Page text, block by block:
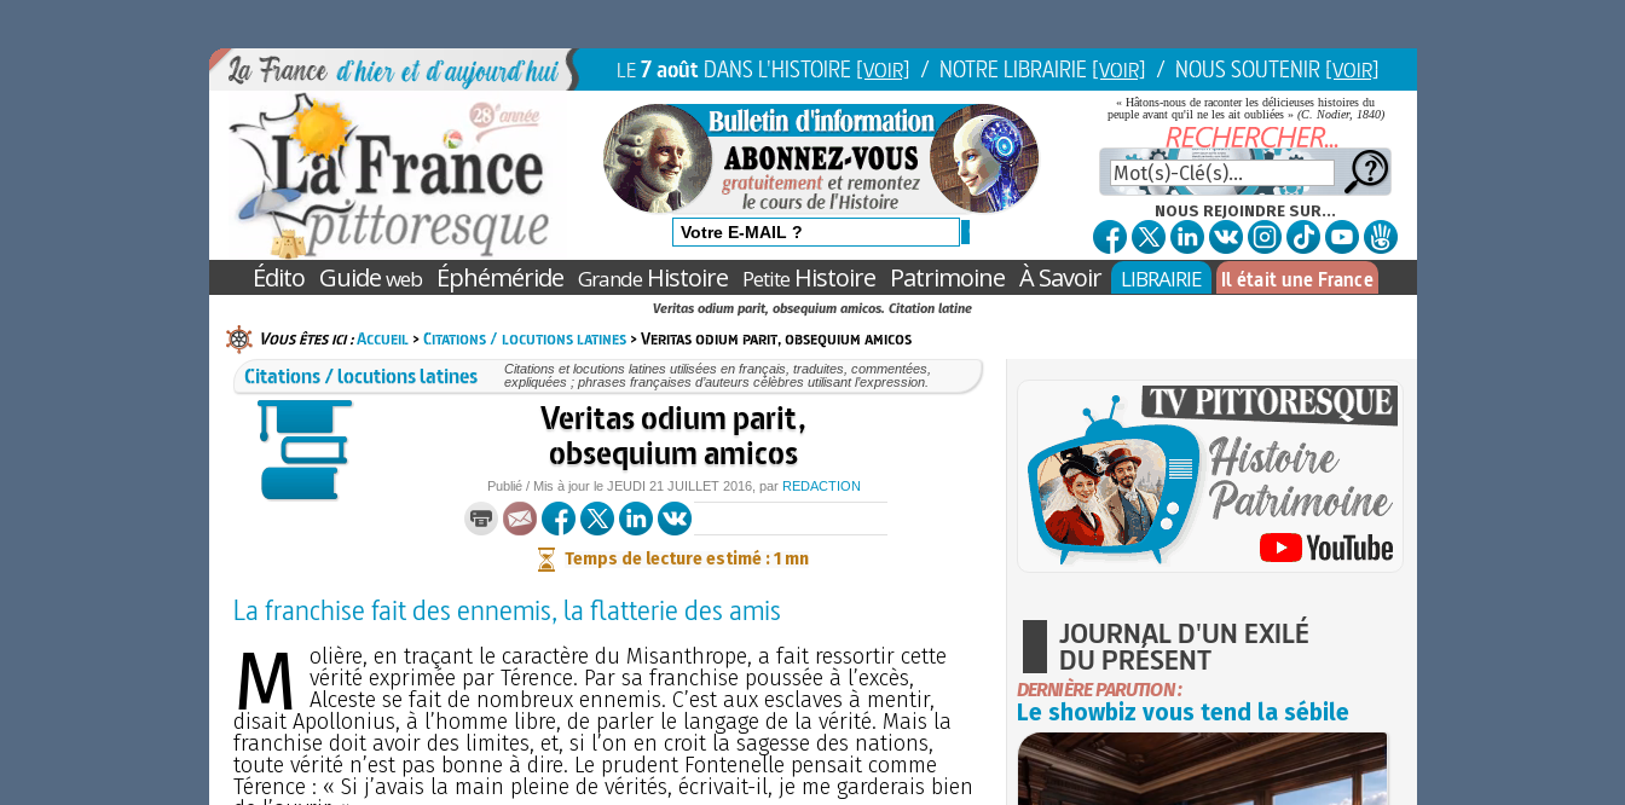
LE7 août DANS L'HISTOIRE [VOIR] / NOTRE LIBRAIRIE [VOIR] / NOUS SOUTENIR [VOIR]
« Hâtons-nous de raconter les délicieuses histoires du
peuple avant qu'il ne les ait oubliées » (C. Nodier, 1840)
NOUS REJOINDRE SUR...
Édito Guideweb Éphéméride GrandeHistoire PetiteHistoire Patrimoine À Savoir LIBRAIRIE Il était une France
Veritas odium parit, obsequium amicos. Citation latine
Vous êtes ici :Accueil>Citations / locutions latines> Veritas odium parit, obsequium amicos
Citations / locutions latines
Citations et locutions latines utilisées en français, traduites, commentées,
expliquées ; phrases françaises d’auteurs célèbres utilisant l’expression.
Veritas odium parit,
obsequium amicos
Publié / Mis à jour le JEUDI 21 JUILLET 2016, par REDACTION
Temps de lecture estimé : 1 mn
La franchise fait des ennemis, la flatterie des amis
M
olière, en traçant le caractère du Misanthrope, a fait ressortir cette
vérité exprimée par Térence. Par sa franchise poussée à l’excès,
Alceste se fait de nombreux ennemis. C’est aux esclaves à mentir,
disait Apollonius, à l’homme libre, de parler le langage de la vérité. Mais la
franchise doit avoir des limites, et, si l’on en croit la sagesse des nations,
toute vérité n’est pas bonne à dire. Le prudent Fontenelle pensait comme
Térence : « Si j’avais la main pleine de vérités, écrivait-il, je me garderais bien
JOURNAL D'UN EXILÉ
DU PRÉSENT
DERNIÈRE PARUTION :
Le showbiz vous tend la sébile